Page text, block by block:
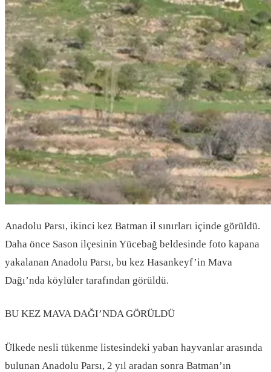
Anadolu Parsı, ikinci kez Batman il sınırları içinde görüldü.
Daha önce Sason ilçesinin Yücebağ beldesinde foto kapana
yakalanan Anadolu Parsı, bu kez Hasankeyf’in Mava
Dağı’nda köylüler tarafından görüldü.
BU KEZ MAVA DAĞI’NDA GÖRÜLDÜ
Ülkede nesli tükenme listesindeki yaban hayvanlar arasında
bulunan Anadolu Parsı, 2 yıl aradan sonra Batman’ın